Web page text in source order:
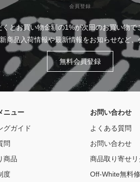
会員登録
とお買い物金額の1%が次回のお買い物で
商品入荷情報や最新情報をお知らせなど、
無料会員登録
ニュー
グガイド
問
商品
度
お問い合わせ
よくある質問
お問い合わせ
商品取り寄せリ
Off-White無料